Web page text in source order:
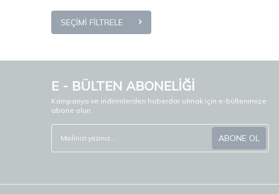
SEÇIMI FILTRELE
E - BÜLTEN ABONELİĞİ
Kampanya ve indirimlerden haberdar olmak için e-bültenimize
abone olun.
ABONE OL